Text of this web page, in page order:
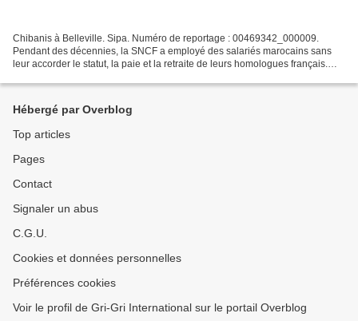
Chibanis à Belleville. Sipa. Numéro de reportage : 00469342_000009.
Pendant des décennies, la SNCF a employé des salariés marocains sans
leur accorder le statut, la paie et la retraite de leurs homologues français.
Hébergé par Overblog
Top articles
Pages
Contact
Signaler un abus
C.G.U.
Cookies et données personnelles
Préférences cookies
Voir le profil de Gri-Gri International sur le portail Overblog